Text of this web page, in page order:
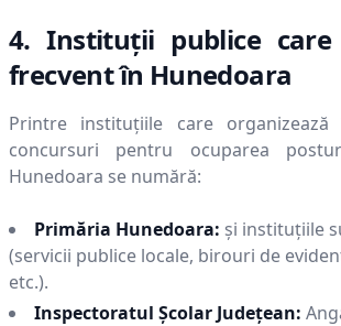
4. Instituții publice care
frecvent în Hunedoara
Printre instituțiile care
concursuri pentru ocuparea
Hunedoara se numără:
Primăria Hunedoara: și instituțiile
(servicii publice locale, birouri de
etc.).
Inspectoratul Școlar Județean: